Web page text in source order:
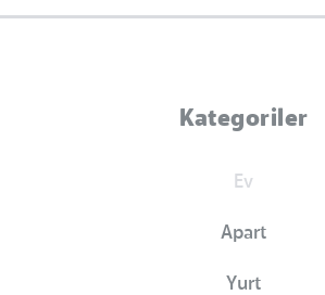
Kategoriler
Ev
Apart
Yurt